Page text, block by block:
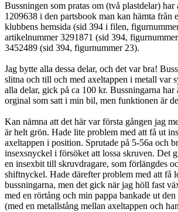
Bussningen som pratas om (två plastdelar)
1209638 i den partsbook man kan hämta från
klubbens hemsida (sid 394 i filen,
artikelnummer 3291871 (sid 394,
3452489 (sid 394, figurnummer 23).
Jag bytte alla dessa delar, och det var bra!
slitna och till och med axeltappen i metall var
alla delar, gick på ca 100 kr. Bussningarna har
orginal som satt i min bil, men funktionen är
Kan nämna att det här var första gången jag
är helt grön. Hade lite problem med att få ut
axeltappen i position. Sprutade på 5-56a och
insexsnyckel i försöket att lossa skruven. Det
en insexbit till skruvdragare, som förlängdes
shiftnyckel. Hade därefter problem med att få
bussningarna, men det gick när jag höll fast
med en rörtång och min pappa bankade ut den
(med en metallstång mellan axeltappen och